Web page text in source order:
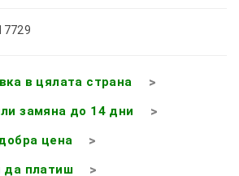
в цялата страна
замяна до 14 дни
цена
да платиш